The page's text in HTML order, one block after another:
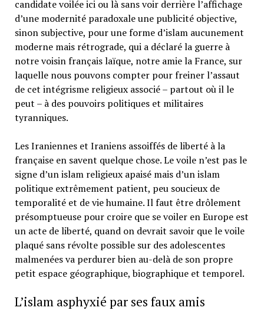
candidate voilée ici ou là sans voir derrière l’affichage
d’une modernité paradoxale une publicité objective,
sinon subjective, pour une forme d’islam aucunement
moderne mais rétrograde, qui a déclaré la guerre à
notre voisin français laïque, notre amie la France, sur
laquelle nous pouvons compter pour freiner l’assaut
de cet intégrisme religieux associé – partout où il le
peut – à des pouvoirs politiques et militaires
tyranniques.
Les Iraniennes et Iraniens assoiffés de liberté à la
française en savent quelque chose. Le voile n’est pas le
signe d’un islam religieux apaisé mais d’un islam
politique extrêmement patient, peu soucieux de
temporalité et de vie humaine. Il faut être drôlement
présomptueuse pour croire que se voiler en Europe est
un acte de liberté, quand on devrait savoir que le voile
plaqué sans révolte possible sur des adolescentes
malmenées va perdurer bien au-delà de son propre
petit espace géographique, biographique et temporel.
L’islam asphyxié par ses faux amis